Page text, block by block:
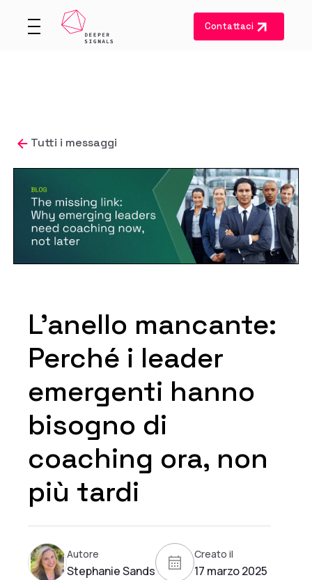
Contattaci
Tutti i messaggi
L'anello mancante:
Perché i leader
emergenti hanno
bisogno di
coaching ora, non
più tardi
Autore
Stephanie Sands
Creato il
17 marzo 2025